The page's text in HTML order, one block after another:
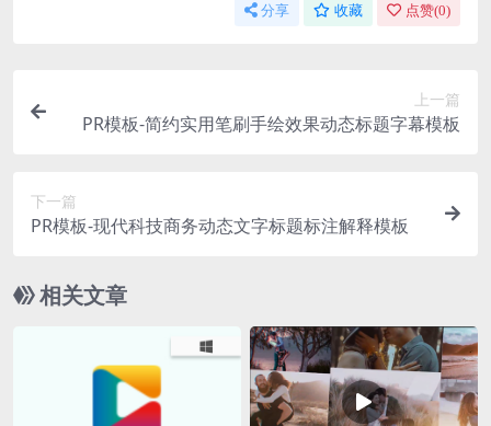
分享 收藏 点赞(0)
上一篇
PR模板-简约实用笔刷手绘效果动态标题字幕模板
下一篇
PR模板-现代科技商务动态文字标题标注解释模板
相关文章